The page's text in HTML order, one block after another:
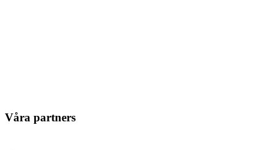
Våra partners